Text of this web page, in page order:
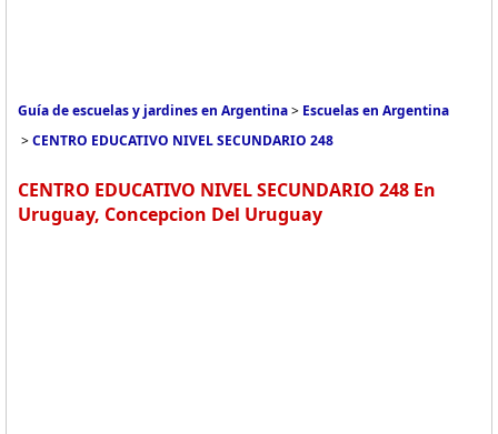
Guía de escuelas y jardines en Argentina> Escuelas en Argentina
>CENTRO EDUCATIVO NIVEL SECUNDARIO 248
CENTRO EDUCATIVO NIVEL SECUNDARIO 248 En
Uruguay, Concepcion Del Uruguay